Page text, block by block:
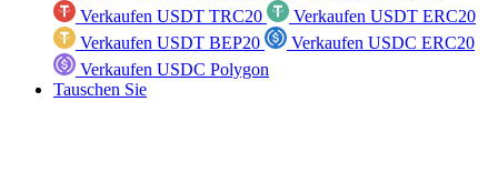
Verkaufen USDT TRC20
Verkaufen USDT ERC20
Verkaufen USDT BEP20
Verkaufen USDC ERC20
Verkaufen USDC Polygon
Tauschen Sie